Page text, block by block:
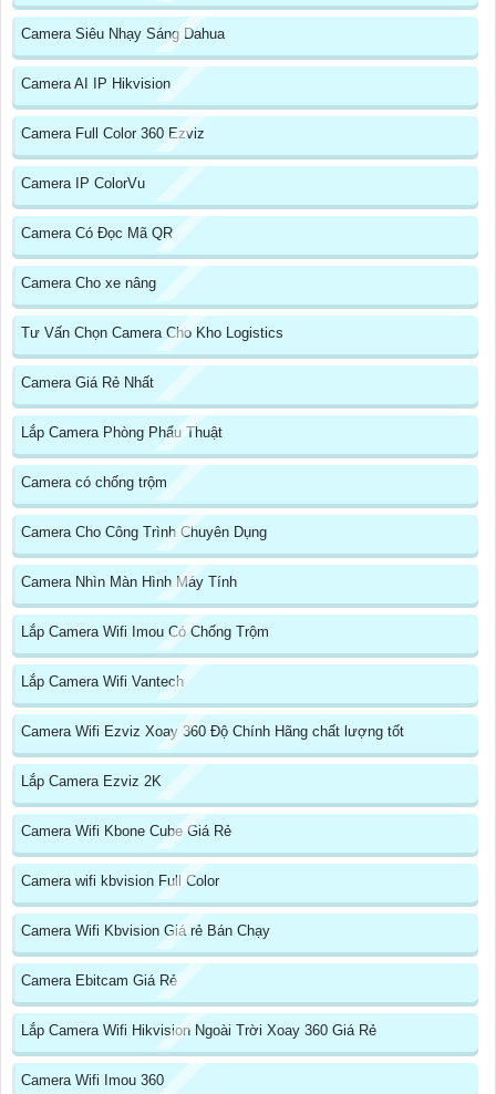
Camera Siêu Nhạy Sáng Dahua
Camera AI IP Hikvision
Camera Full Color 360 Ezviz
Camera IP ColorVu
Camera Có Đọc Mã QR
Camera Cho xe nâng
Tư Vấn Chọn Camera Cho Kho Logistics
Camera Giá Rẻ Nhất
Lắp Camera Phòng Phẩu Thuật
Camera có chống trộm
Camera Cho Công Trình Chuyên Dụng
Camera Nhìn Màn Hình Máy Tính
Lắp Camera Wifi Imou Có Chống Trộm
Lắp Camera Wifi Vantech
Camera Wifi Ezviz Xoay 360 Độ Chính Hãng chất lượng tốt
Lắp Camera Ezviz 2K
Camera Wifi Kbone Cube Giá Rẻ
Camera wifi kbvision Full Color
Camera Wifi Kbvision Giá rẻ Bán Chạy
Camera Ebitcam Giá Rẻ
Lắp Camera Wifi Hikvision Ngoài Trời Xoay 360 Giá Rẻ
Camera Wifi Imou 360